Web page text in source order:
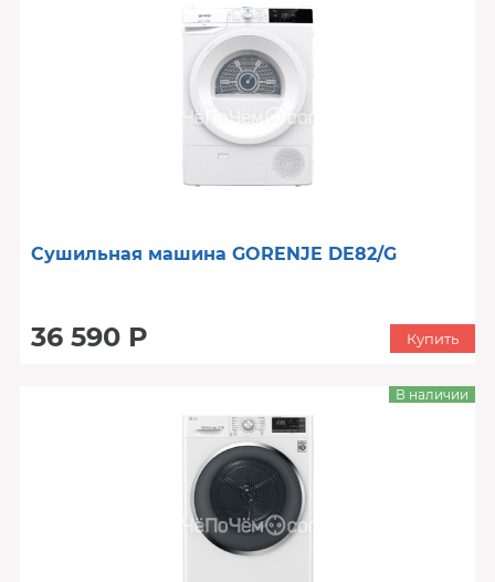
Сушильная машина GORENJE DE82/G
36 590 Р Купить
В наличии